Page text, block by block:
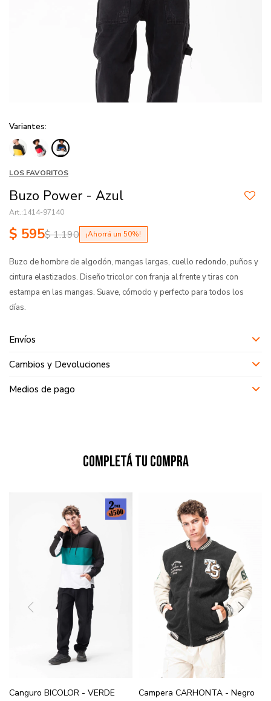
LOS FAVORITOS
Buzo Power - Azul
1414-97140
$ 595$1.190 50
Buzo de hombre de algodón, mangas largas, cuello redondo, puños y
cintura elastizados. Diseño tricolor con franja al frente y tiras con
estampa en las mangas. Suave, cómodo y perfecto para todos los
días.
Variantes:
Envíos
Cambios y Devoluciones
Medios de pago
Completá tu compra
Canguro BICOLOR - VERDE Campera CARHONTA - Negro